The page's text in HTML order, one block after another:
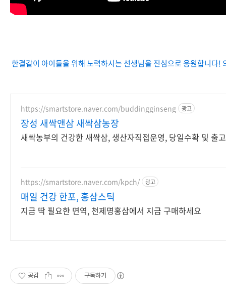
한결같이 아이들을 위해 노력하시는 선생님을 진심으로 응원합니다
https://smartstore.naver.com/buddingginseng 광고
장성 새싹앤삼 새싹삼농장
새싹농부의 건강한 새싹삼, 생산자직접운영, 당일수확 및 출고
https://smartstore.naver.com/kpch/ 광고
매일 건강 한포, 홍삼스틱
지금 딱 필요한 면역, 천제명홍삼에서 지금 구매하세요
공감 구독하기